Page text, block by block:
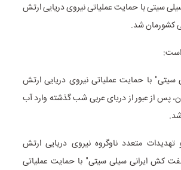
سیتی با حمایت عملیاتی نیروی دریایی ارتش
کشورمان شد.
است:
سیتی" با حمایت عملیاتی نیروی دریایی ارتش
پس از عبور از دریای عربی شب گذشته وارد آب
متعدد ناوگروه نیروی دریایی ارتش
کش ایرانی سیلی سیتی" با حمایت عملیاتی